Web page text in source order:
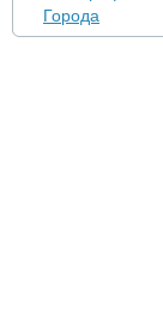
Города